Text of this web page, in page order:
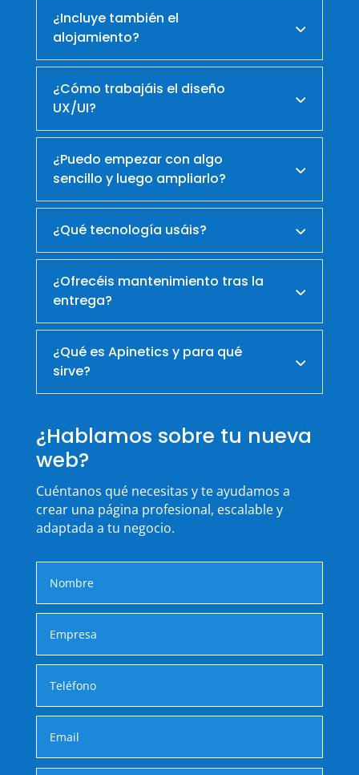
¿Incluye también el
alojamiento?
¿Cómo trabajáis el diseño
UX/UI?
¿Puedo empezar con algo
sencillo y luego ampliarlo?
¿Qué tecnología usáis?
¿Ofrecéis mantenimiento tras la
entrega?
¿Qué es Apinetics y para qué
sirve?
¿Hablamos sobre tu nueva
web?
Cuéntanos qué necesitas y te ayudamos a
crear una página profesional, escalable y
adaptada a tu negocio.